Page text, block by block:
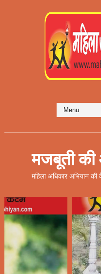
मजबूती
महिला अधिकार अभियान की